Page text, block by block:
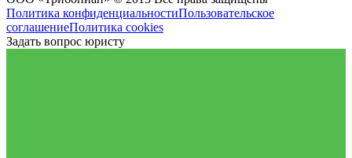
Политика конфиденциальностиПользовательское
соглашениеПолитика cookies
Задать вопрос юристу